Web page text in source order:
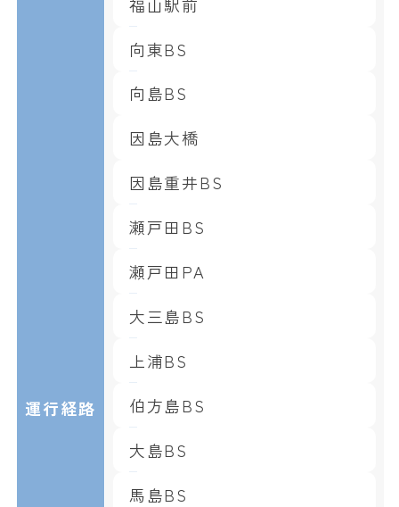
運行経路
向東BS
向島BS
因島大橋
因島重井BS
瀬戸田BS
瀬戸田PA
大三島BS
上浦BS
伯方島BS
大島BS
馬島BS